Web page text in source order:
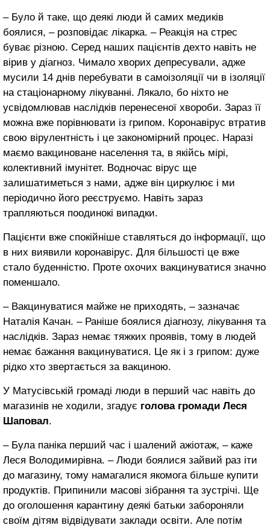
– Було й таке, що деякі люди й самих медиків
боялися, – розповідає лікарка. – Реакція на стрес
буває різною. Серед наших пацієнтів дехто навіть не
вірив у діагноз. Чимало хворих депресували, адже
мусили 14 днів перебувати в самоізоляції чи в ізоляції
на стаціонарному лікуванні. Лякало, бо ніхто не
усвідомлював наслідків перенесеної хвороби. Зараз її
можна вже порівнювати із грипом. Коронавірус втратив
свою вірулентність і це закономірний процес. Наразі
маємо вакциноване населення та, в якійсь мірі,
колективний імунітет. Водночас вірус ще
залишатиметься з нами, адже він циркулює і ми
періодично його реєструємо. Навіть зараз
трапляються поодинокі випадки.
Пацієнти вже спокійніше ставляться до інформації, що
в них виявили коронавірус. Для більшості це вже
стало буденністю. Проте охочих вакцинуватися значно
поменшало.
– Вакцинуватися майже не приходять, – зазначає
Наталія Качан. – Раніше боялися діагнозу, лікування та
наслідків. Зараз немає тяжких проявів, тому в людей
немає бажання вакцинуватися. Це як і з грипом: дуже
рідко хто звертається за вакциною.
У Матусівській громаді люди в перший час навіть до
магазинів не ходили, згадує голова громади Леся
Шаповал.
– Була паніка перший час і шалений ажіотаж, – каже
Леся Володимирівна. – Люди боялися зайвий раз іти
до магазину, тому намагалися якомога більше купити
продуктів. Припинили масові зібрання та зустрічі. Ще
до оголошення карантину деякі батьки забороняли
своїм дітям відвідувати заклади освіти. Але потім